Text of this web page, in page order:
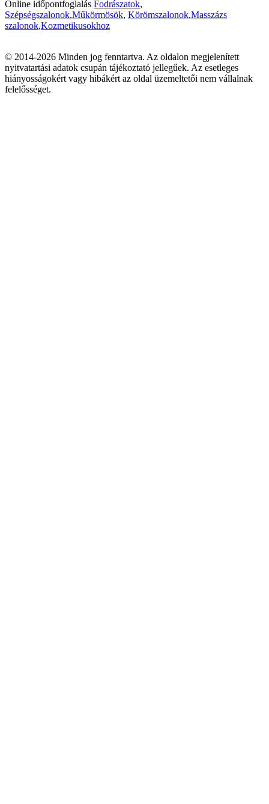
Online időpontfoglalás Fodrászatok,
Szépségszalonok,Műkörmösök, Körömszalonok,Masszázs
szalonok,Kozmetikusokhoz
© 2014-2026 Minden jog fenntartva. Az oldalon megjelenített
nyitvatartási adatok csupán tájékoztató jellegűek. Az esetleges
hiányosságokért vagy hibákért az oldal üzemeltetői nem vállalnak
felelősséget.